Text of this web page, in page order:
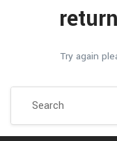
Try again